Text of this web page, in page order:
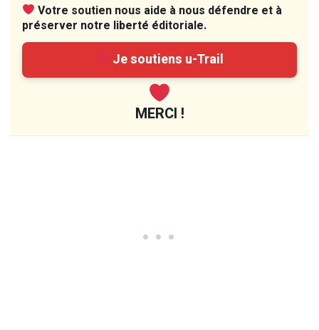
Votre soutien nous aide à nous défendre et à
préserver notre liberté éditoriale.
Je soutiens u-Trail
MERCI !